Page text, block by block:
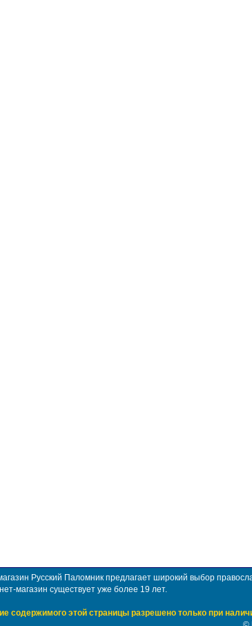
Русский Паломник предлагает широкий выбор
магазин существует уже более 19 лет.
содержимого этой страницы разрешено только при